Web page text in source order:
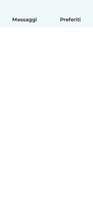
Messaggi Preferiti